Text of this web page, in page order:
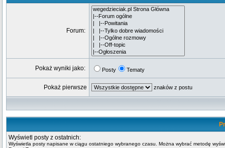
Forum:
Pokaż wyniki jako: Posty Tematy
Pokaż pierwsze znaków z postu
Wyświetl posty z ostatnich:
Wyświetla posty napisane w ciągu ostatniego wybranego czasu. Można wybrać metodę